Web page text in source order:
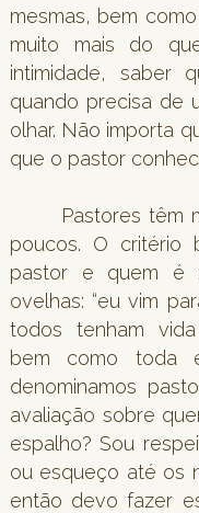
mesmas, bem
muito mais do
intimidade, saber
quando precisa de
olhar. Não importa
que o pastor
Pastores têm
poucos. O critério
pastor e quem é
ovelhas: “eu vim
todos tenham vida
bem como toda
denominamos
avaliação sobre
espalho? Sou
ou esqueço até os
então devo fazer